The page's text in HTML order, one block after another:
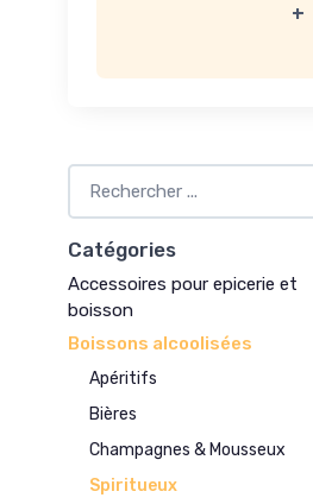
+
Catégories
Accessoires pour epicerie et
boisson
Boissons alcoolisées
Apéritifs
Bières
Champagnes & Mousseux
Spiritueux